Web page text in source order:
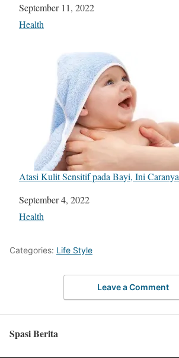
Date
September 11, 2022
In relation to
Health
Atasi Kulit Sensitif pada Bayi, Ini Caranya
Date
September 4, 2022
In relation to
Health
Categories: Life Style
Leave a Comment
Spasi Berita